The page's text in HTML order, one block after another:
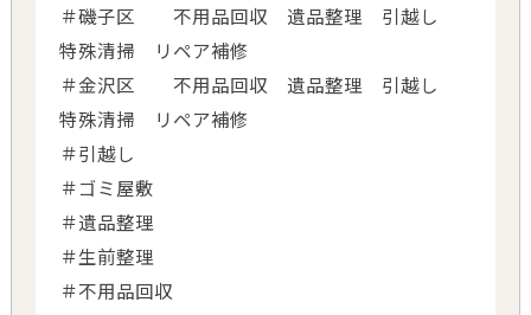
＃磯子区 不用品回収 遺品整理 引越し
特殊清掃 リペア補修
＃金沢区 不用品回収 遺品整理 引越し
特殊清掃 リペア補修
＃引越し
＃ゴミ屋敷
＃遺品整理
＃生前整理
＃不用品回収